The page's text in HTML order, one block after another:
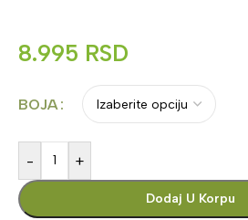
8.995 RSD
BOJA
- +
Dodaj U Korpu